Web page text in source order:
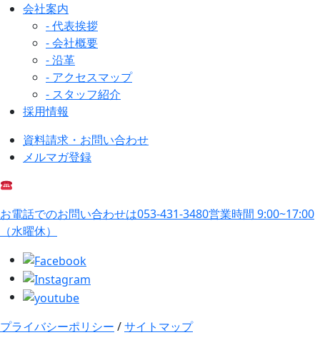
会社案内
- 代表挨拶
- 会社概要
- 沿革
- アクセスマップ
- スタッフ紹介
採用情報
資料請求・お問い合わせ
メルマガ登録
お電話でのお問い合わせは053-431-3480営業時間 9:00~17:00
（水曜休）
プライバシーポリシー /サイトマップ